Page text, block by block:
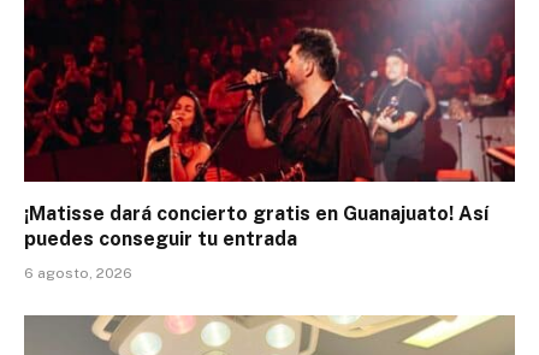
¡Matisse dará concierto gratis en Guanajuato! Así
puedes conseguir tu entrada
6 agosto, 2026